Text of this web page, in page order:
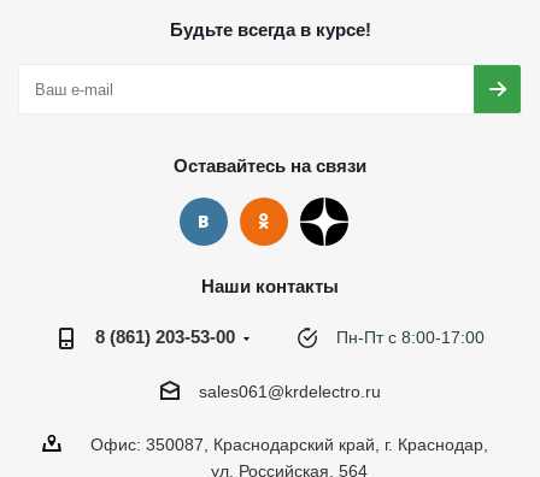
Будьте всегда в курсе!
Оставайтесь на связи
Наши контакты
8 (861) 203-53-00 Пн-Пт с 8:00-17:00
sales061@krdelectro.ru
Офис: 350087, Краснодарский край, г. Краснодар,
ул. Российская, 564